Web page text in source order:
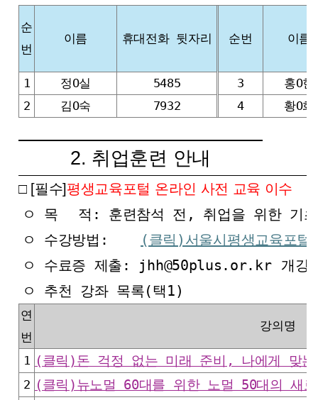
순
번
이름 휴대전화 뒷자리 순번 이름
1 정O실 5485 3
홍O현
2
김O숙 7932 4 황O화
2. 취업훈련 안내
□ [필수]평생교육포털 온라인 사전 교육 이수
ㅇ 목
적: 훈련참석 전, 취업을 위한 기
ㅇ 수강방법:
(클릭)서울시평생교육포털
ㅇ 수료증 제출: jhh@50plus.or.kr
개강
ㅇ 추천 강좌 목록(택1)
연
번
강의명
1 (클릭)돈 걱정 없는 미래 준비, 나에게 맞
2 (클릭)뉴노멀 60대를 위한 노멀 50대의 새